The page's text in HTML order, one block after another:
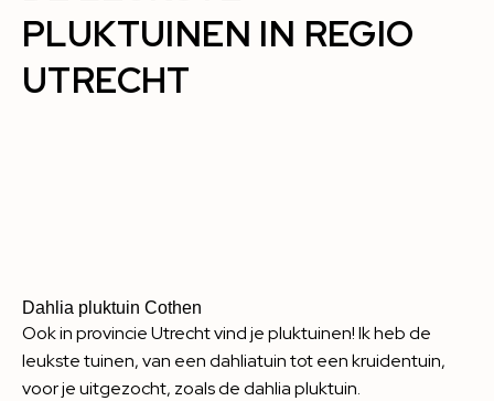
PLUKTUINEN IN REGIO
UTRECHT
Dahlia pluktuin Cothen
Ook in provincie Utrecht vind je pluktuinen! Ik heb de
leukste tuinen, van een dahliatuin tot een kruidentuin,
voor je uitgezocht, zoals de dahlia pluktuin.